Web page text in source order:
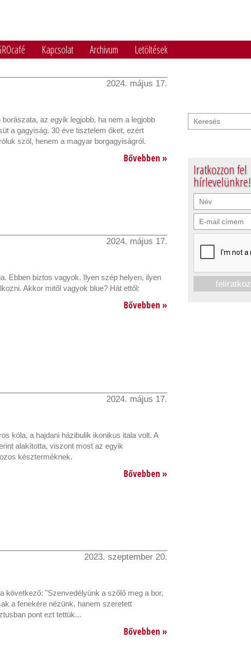
Kapcsolat Archivum Letöltések
2024. május 17.
az egyik legjobb, ha nem a legjobb
a gagyiság. 30 éve tisztelem őket, ezért
szól, henem a magyar borgagyiságról.
Bővebben »
2024. május 17.
Ebben biztos vagyok. Ilyen szép helyen, ilyen
Akkor mitől vagyok blue? Hát ettől:
Bővebben »
2024. május 17.
kóla, a hajdani házibulik ikonikus itala volt. A
alakította, viszont most az egyik
készterméknek.
Bővebben »
2023. szeptember 20.
következő: "Szenvedélyünk a szőlő meg a bor,
a fenekére nézünk, hanem szeretett
pont ezt tettük...
Bővebben »
Iratkozzon fel
hírlevelünkre!